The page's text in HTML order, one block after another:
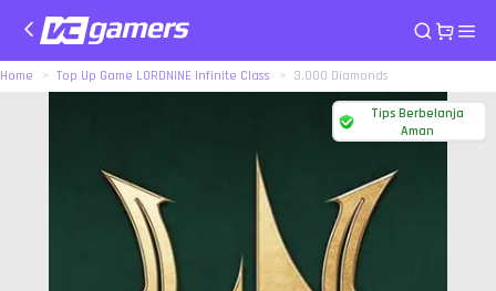
Home Top Up Game LORDNINE Infinite Class 3.000 Diamonds
Tips Berbelanja
Aman